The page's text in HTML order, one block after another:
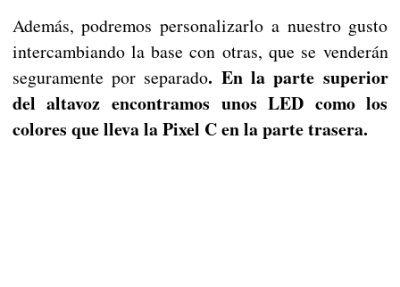
Además, podremos personalizarlo a nuestro gusto
intercambiando la base con otras, que se venderán
seguramente por separado. En la parte superior
del altavoz encontramos unos LED como los
colores que lleva la Pixel C en la parte trasera.